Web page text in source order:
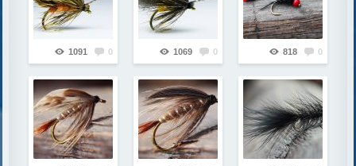
1091 0 1069 0 818 0